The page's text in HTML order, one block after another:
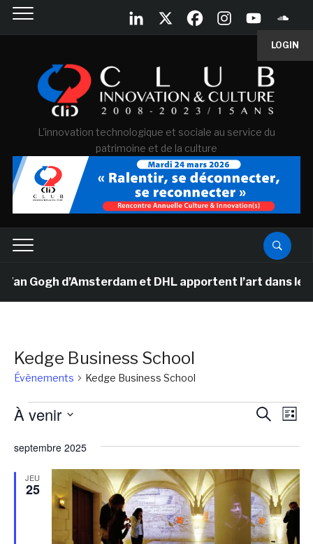
LOGIN
L'innovation technologique et sociale au service du
patrimoine et de la culture
Gogh d’Amsterdam et DHL apportent l’art dans
Kedge Business School
Évènements Kedge Business School
Évènements
de
vues
Liste
À venir
une
date.
septembre 2025
JEU
25